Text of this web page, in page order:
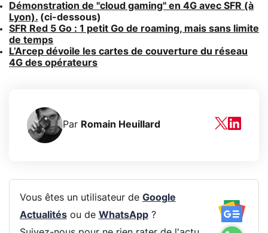
Démonstration de "cloud gaming" en 4G avec SFR (à
Lyon). (ci-dessous)
SFR Red 5 Go : 1 petit Go de roaming, mais sans limite
de temps
L’Arcep dévoile les cartes de couverture du réseau
4G des opérateurs
Par Romain Heuillard
Vous êtes un utilisateur de Google
Actualitésou de WhatsApp?